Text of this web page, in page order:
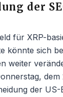
der
für XRP-
könnte sich
weiter
dem
der